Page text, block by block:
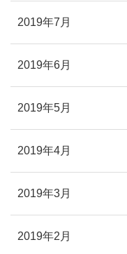
2019年7月
2019年6月
2019年5月
2019年4月
2019年3月
2019年2月